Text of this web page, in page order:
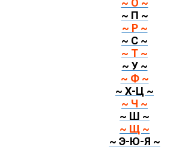
~ О ~
~ П ~
~ Р ~
~ С ~
~ Т ~
~ У ~
~ Ф ~
~ Х-Ц ~
~ Ч ~
~ Ш ~
~ Щ ~
~ Э-Ю-Я ~